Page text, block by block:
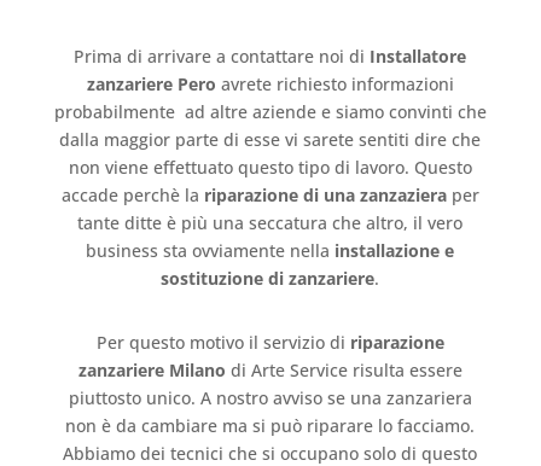
Prima di arrivare a contattare noi di Installatore
zanzariere Pero avrete richiesto informazioni
probabilmente ad altre aziende e siamo convinti che
dalla maggior parte di esse vi sarete sentiti dire che
non viene effettuato questo tipo di lavoro. Questo
accade perchè la riparazione di una zanzazieraper
tante ditte è più una seccatura che altro, il vero
business sta ovviamente nella installazione e
sostituzione di zanzariere.
Per questo motivo il servizio di riparazione
zanzariere Milano di Arte Service risulta essere
piuttosto unico. A nostro avviso se una zanzariera
non è da cambiare ma si può riparare lo facciamo.
Abbiamo dei tecnici che si occupano solo di questo